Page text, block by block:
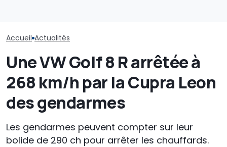
Accueil Actualités
Une VW Golf 8 R arrêtée à
268 km/h par la Cupra Leon
des gendarmes
Les gendarmes peuvent compter sur leur
bolide de 290 ch pour arrêter les chauffards.